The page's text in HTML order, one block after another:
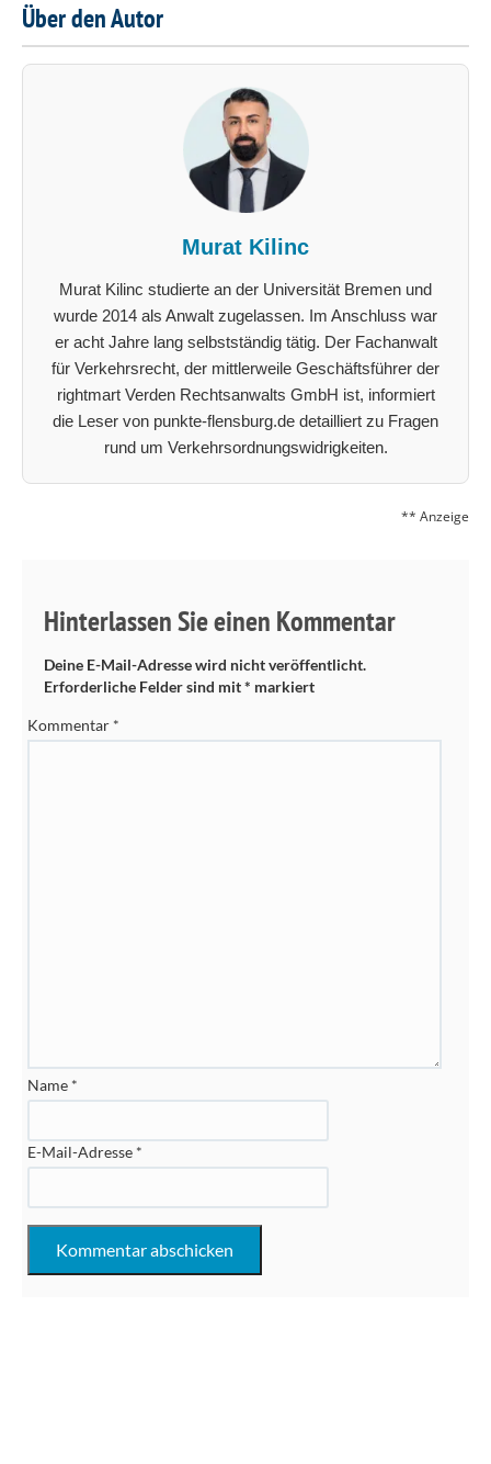
Über den Autor
Murat Kilinc
Murat Kilinc studierte an der Universität Bremen und
wurde 2014 als Anwalt zugelassen. Im Anschluss war
er acht Jahre lang selbstständig tätig. Der Fachanwalt
für Verkehrsrecht, der mittlerweile Geschäftsführer der
rightmart Verden Rechtsanwalts GmbH ist, informiert
die Leser von punkte-flensburg.de detailliert zu Fragen
rund um Verkehrsordnungswidrigkeiten.
** Anzeige
Hinterlassen Sie einen Kommentar
Deine E-Mail-Adresse wird nicht veröffentlicht.
Erforderliche Felder sind mit* markiert
Kommentar *
Name *
E-Mail-Adresse *